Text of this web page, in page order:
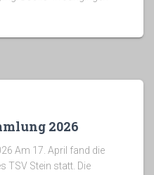
2026
Am 17. April fand die
TSV Stein statt. Die